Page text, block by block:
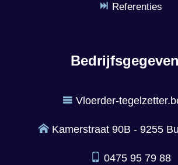
Referenties
Vloerder-
Kamerstraat 90B - 9255
0475 95 79 88